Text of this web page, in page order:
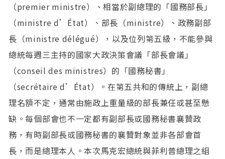
（premier ministre）、相當於副總理的「國務部長」
（ministre d’État）、部長（ministre）、政務副部
長（ministre délégué），以及位列第五級，不能參與
總統每週三主持的國家大政決策會議「部長會議」
（conseil des ministres）的「國務秘書」
（secrétaire d’État）。在第五共和的傳統上，副總
理名額不定，通常由施政上重量級的部長兼任或甚至懸
缺。每個部會也不一定都有副部長或國務秘書襄贊政
務，有時副部長或國務秘書的襄贊對象並非各部會首
長，而是總理本人。本次馬克宏總統與菲利普總理之組